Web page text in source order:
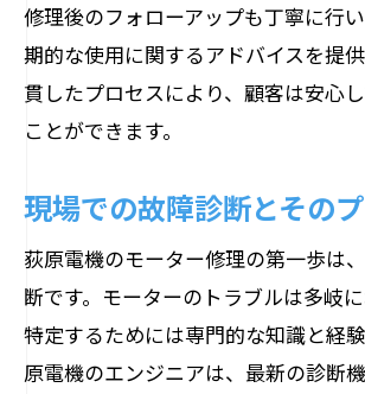
修理後のフォローアップも丁寧に行
期的な使用に関するアドバイスを提
貫したプロセスにより、顧客は安心
ことができます。
現場での故障診断とその
荻原電機のモーター修理の第一歩は
断です。モーターのトラブルは多岐
特定するためには専門的な知識と経
原電機のエンジニアは、最新の診断